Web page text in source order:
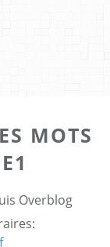
MOTS
Overblog